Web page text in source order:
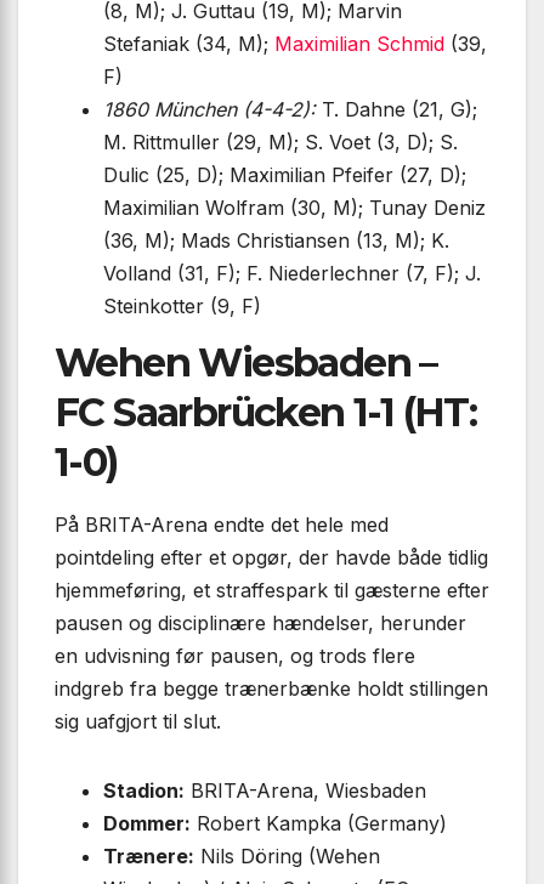
(8, M); J. Guttau (19, M); Marvin
Stefaniak (34, M); Maximilian Schmid (39,
F)
1860 München (4-4-2):T. Dahne (21, G);
M. Rittmuller (29, M); S. Voet (3, D); S.
Dulic (25, D); Maximilian Pfeifer (27, D);
Maximilian Wolfram (30, M); Tunay Deniz
(36, M); Mads Christiansen (13, M); K.
Volland (31, F); F. Niederlechner (7, F); J.
Steinkotter (9, F)
Wehen Wiesbaden –
FC Saarbrücken 1-1 (HT:
1-0)
På BRITA-Arena endte det hele med
pointdeling efter et opgør, der havde både tidlig
hjemmeføring, et straffespark til gæsterne efter
pausen og disciplinære hændelser, herunder
en udvisning før pausen, og trods flere
indgreb fra begge trænerbænke holdt stillingen
sig uafgjort til slut.
Stadion: BRITA-Arena, Wiesbaden
Dommer: Robert Kampka (Germany)
Trænere: Nils Döring (Wehen